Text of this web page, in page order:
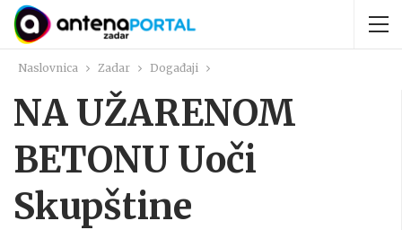
Naslovnica Zadar Događaji
NA UŽARENOM
BETONU Uoči
Skupštine